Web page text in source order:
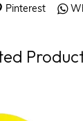
Pinterest